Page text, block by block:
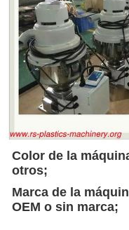
Color de la
otros;
Marca de la
OEM o sin marca;